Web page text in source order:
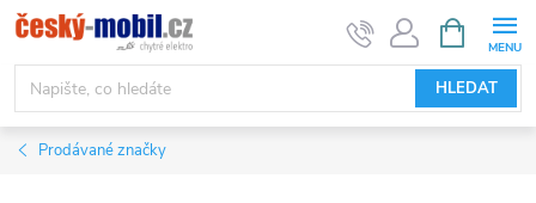
Přejít
na
obsah
HLEDAT
NÁKUPNÍ
KOŠÍK
Prodávané značky